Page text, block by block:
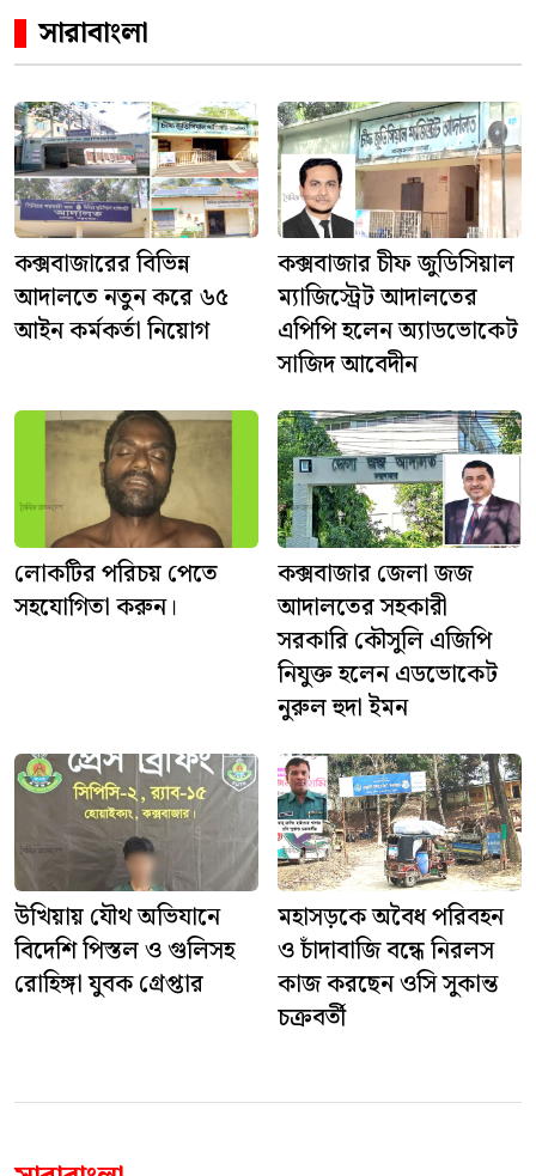
সারাবাংলা
কক্সবাজারের বিভিন্ন
আদালতে নতুন করে ৬৫
আইন কর্মকর্তা নিয়োগ
কক্সবাজার চীফ জুডিসিয়াল
ম্যাজিস্ট্রেট আদালতের
এপিপি হলেন অ্যাডভোকেট
সাজিদ আবেদীন
লোকটির পরিচয় পেতে
সহযোগিতা করুন।
কক্সবাজার জেলা জজ
আদালতের সহকারী
সরকারি কৌসুলি এজিপি
নিযুক্ত হলেন এডভোকেট
নুরুল হুদা ইমন
উখিয়ায় যৌথ অভিযানে
বিদেশি পিস্তল ও গুলিসহ
রোহিঙ্গা যুবক গ্রেপ্তার
মহাসড়কে অবৈধ পরিবহন
ও চাঁদাবাজি বন্ধে নিরলস
কাজ করছেন ওসি সুকান্ত
চক্রবর্তী